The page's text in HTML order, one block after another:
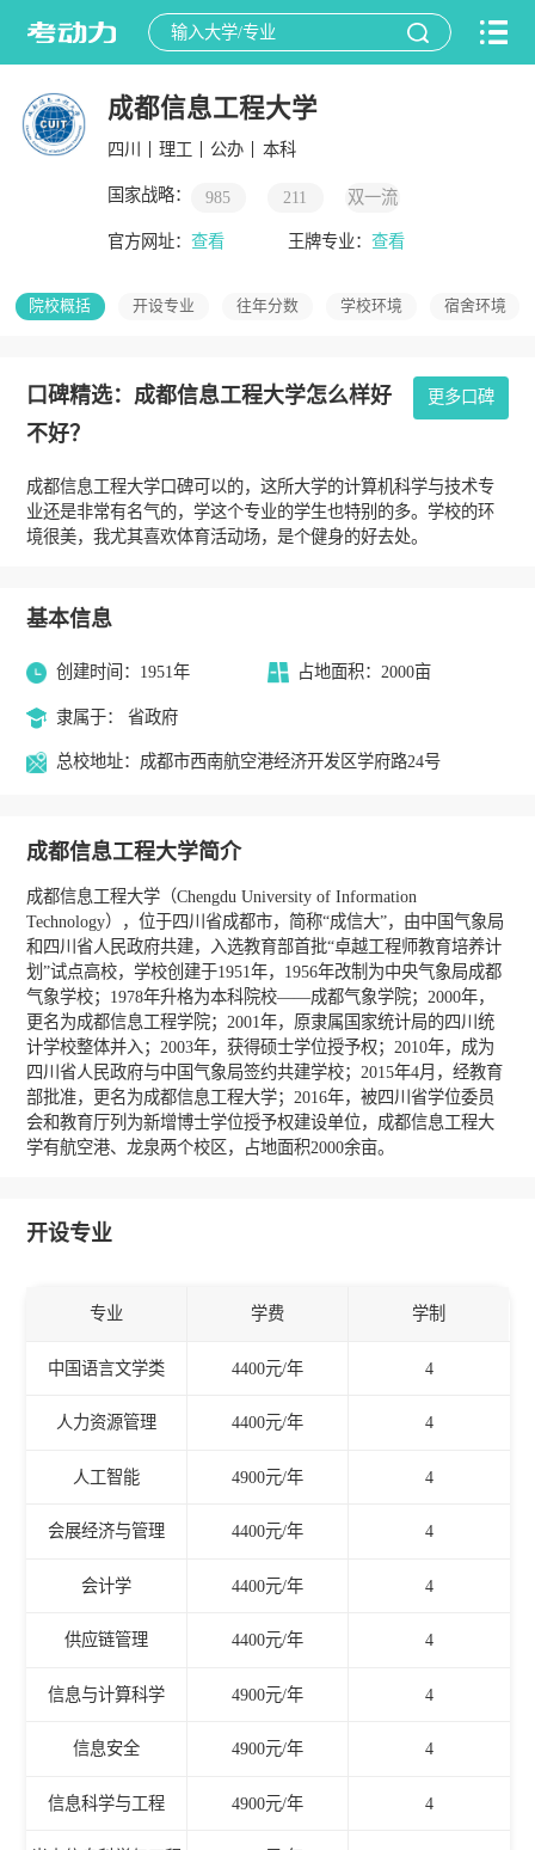
成都信息工程大学
四川 理工 公办 本科
国家战略： 985 211 双一流
官方网址： 查看 王牌专业：查看
院校概括 开设专业 往年分数 学校环境 宿舍环境
口碑精选：成都信息工程大学怎么样好
不好？
更多口碑
成都信息工程大学口碑可以的，这所大学的计算机科学与技术专
业还是非常有名气的，学这个专业的学生也特别的多。学校的环
境很美，我尤其喜欢体育活动场，是个健身的好去处。
基本信息
创建时间：1951年 占地面积：2000亩
隶属于： 省政府
总校地址：成都市西南航空港经济开发区学府路24号
成都信息工程大学简介
成都信息工程大学（Chengdu University of Information
Technology），位于四川省成都市，简称“成信大”，由中国气象局
和四川省人民政府共建，入选教育部首批“卓越工程师教育培养计
划”试点高校，学校创建于1951年，1956年改制为中央气象局成都
气象学校；1978年升格为本科院校——成都气象学院；2000年，
更名为成都信息工程学院；2001年，原隶属国家统计局的四川统
计学校整体并入；2003年，获得硕士学位授予权；2010年，成为
四川省人民政府与中国气象局签约共建学校；2015年4月，经教育
部批准，更名为成都信息工程大学；2016年，被四川省学位委员
会和教育厅列为新增博士学位授予权建设单位，成都信息工程大
学有航空港、龙泉两个校区，占地面积2000余亩。
开设专业
专业 学费 学制
中国语言文学类 4400元/年 4
人力资源管理 4400元/年 4
人工智能 4900元/年 4
会展经济与管理 4400元/年 4
会计学 4400元/年 4
供应链管理 4400元/年 4
信息与计算科学 4900元/年 4
信息安全 4900元/年 4
信息科学与工程 4900元/年 4